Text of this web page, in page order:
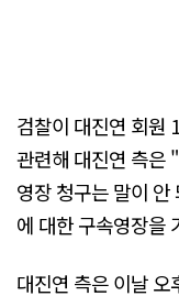
검찰이 대진연 회원
관련해 대진연 측은
영장 청구는 말이
에 대한 구속영장을
대진연 측은 이날